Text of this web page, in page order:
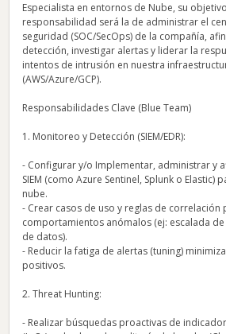
Especialista en entornos de Nube, su
responsabilidad será la de administrar el
seguridad (SOC/SecOps) de la compañía,
detección, investigar alertas y liderar la
intentos de intrusión en nuestra
(AWS/Azure/GCP).
Responsabilidades Clave (Blue Team)
1. Monitoreo y Detección (SIEM/EDR):
- Configurar y/o Implementar, administrar y
SIEM (como Azure Sentinel, Splunk o Elastic)
nube.
- Crear casos de uso y reglas de correlación
comportamientos anómalos (ej: escalada
de datos).
- Reducir la fatiga de alertas (tuning)
positivos.
2. Threat Hunting:
- Realizar búsquedas proactivas de